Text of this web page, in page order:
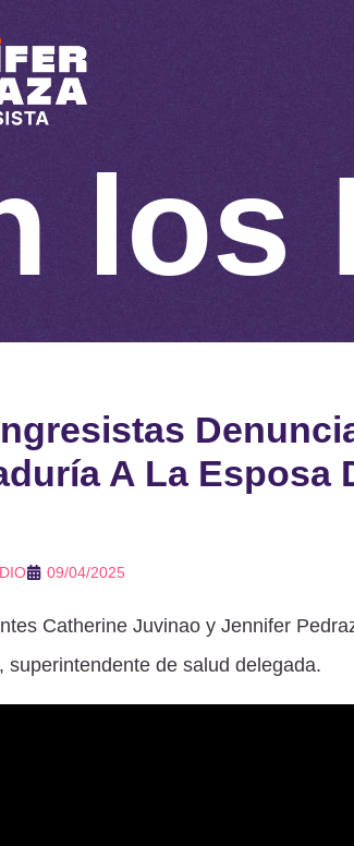
los
A La Esposa
09/04/2025
Catherine Juvinao y Jennifer
superintendente de salud delegada.